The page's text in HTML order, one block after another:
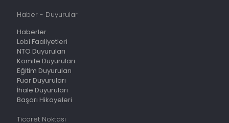
Haber - Duyurular
Haberler
Lobi Faaliyetleri
NTO Duyuruları
Komite Duyuruları
Eğitim Duyuruları
Fuar Duyuruları
İhale Duyuruları
Başarı Hikayeleri
Ticaret Noktası